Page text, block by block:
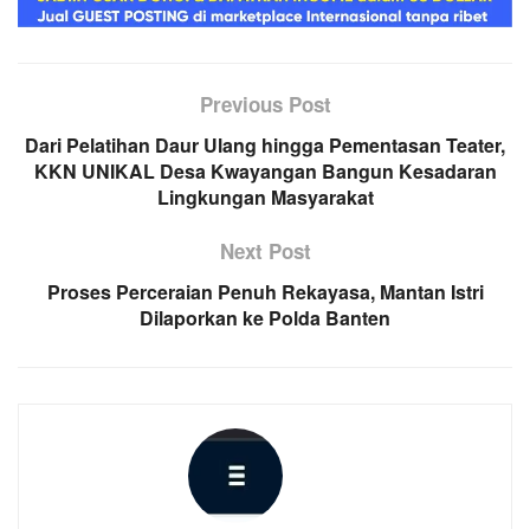
Previous Post
Dari Pelatihan Daur Ulang hingga Pementasan Teater,
KKN UNIKAL Desa Kwayangan Bangun Kesadaran
Lingkungan Masyarakat
Next Post
Proses Perceraian Penuh Rekayasa, Mantan Istri
Dilaporkan ke Polda Banten